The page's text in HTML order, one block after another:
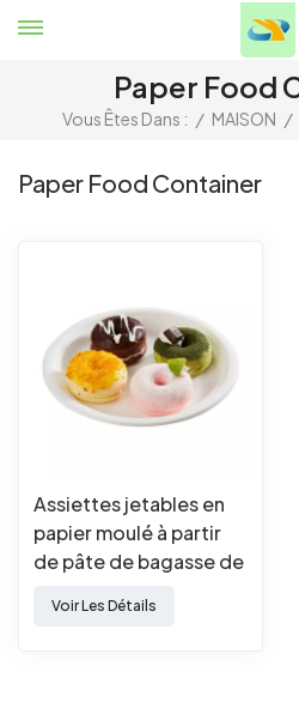
Paper Food
Vous Êtes Dans : / MAISON /
Paper Food Container
Assiettes jetables en
papier moulé à partir
de pâte de bagasse de
biodégradable
Voir Les Détails